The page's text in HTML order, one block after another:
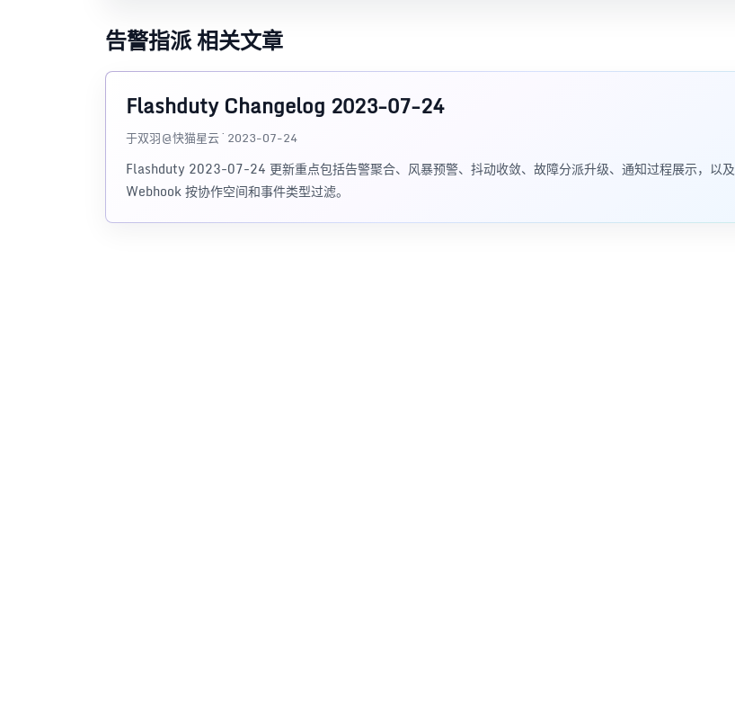
告警指派 相关文章
Flashduty Changelog 2023-07-24
于双羽@快猫星云 · 2023-07-24
Flashduty 2023-07-24 更新重点包括告警聚合、风暴预警、抖动收敛、故障分派升级、通知过程展示，以及
Webhook 按协作空间和事件类型过滤。